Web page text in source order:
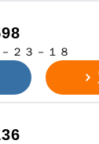
２３－１８